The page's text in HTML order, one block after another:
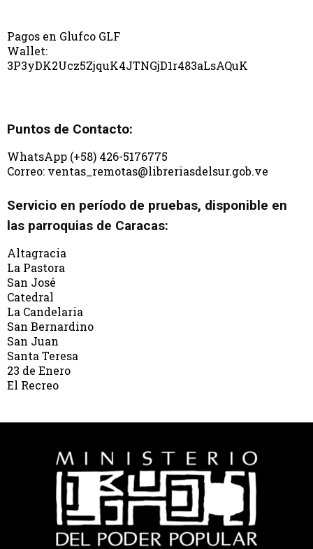
Pagos en Glufco GLF
Wallet:
3P3yDK2Ucz5ZjquK4JTNGjD1r483aLsAQuK
Puntos de Contacto:
WhatsApp (+58) 426-5176775
Correo: ventas_remotas@libreriasdelsur.gob.ve
Servicio en período de pruebas, disponible en
las parroquias de Caracas:
Altagracia
La Pastora
San José
Catedral
La Candelaria
San Bernardino
San Juan
Santa Teresa
23 de Enero
El Recreo